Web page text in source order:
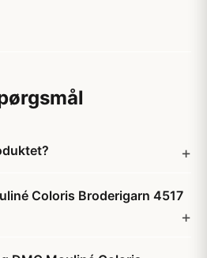
Coloris Broderigarn 4517